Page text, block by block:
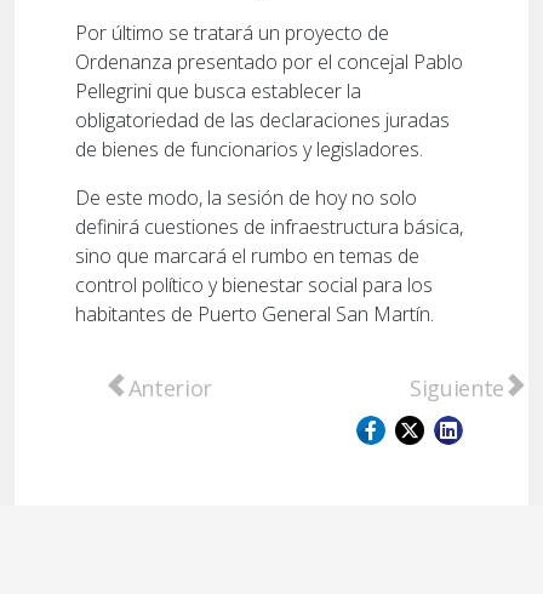
Por último se tratará un proyecto de
Ordenanza presentado por el concejal Pablo
Pellegrini que busca establecer la
obligatoriedad de las declaraciones juradas
de bienes de funcionarios y legisladores.
De este modo, la sesión de hoy no solo
definirá cuestiones de infraestructura básica,
sino que marcará el rumbo en temas de
control político y bienestar social para los
habitantes de Puerto General San Martín.
Artículo anterior: Conflicto salarial en
Anterior Artículo
Siguiente